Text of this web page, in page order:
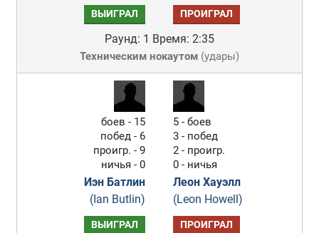
ВЫИГРАЛ ПРОИГРАЛ
Раунд: 1 Время: 2:35
Техническим нокаутом(удары)
боев - 15
побед - 6
проигр. - 9
ничья - 0
Иэн Батлин
(Ian Butlin)
5 - боев
3 - побед
2 - проигр.
0 - ничья
Леон Хауэлл
(Leon Howell)
ВЫИГРАЛ ПРОИГРАЛ